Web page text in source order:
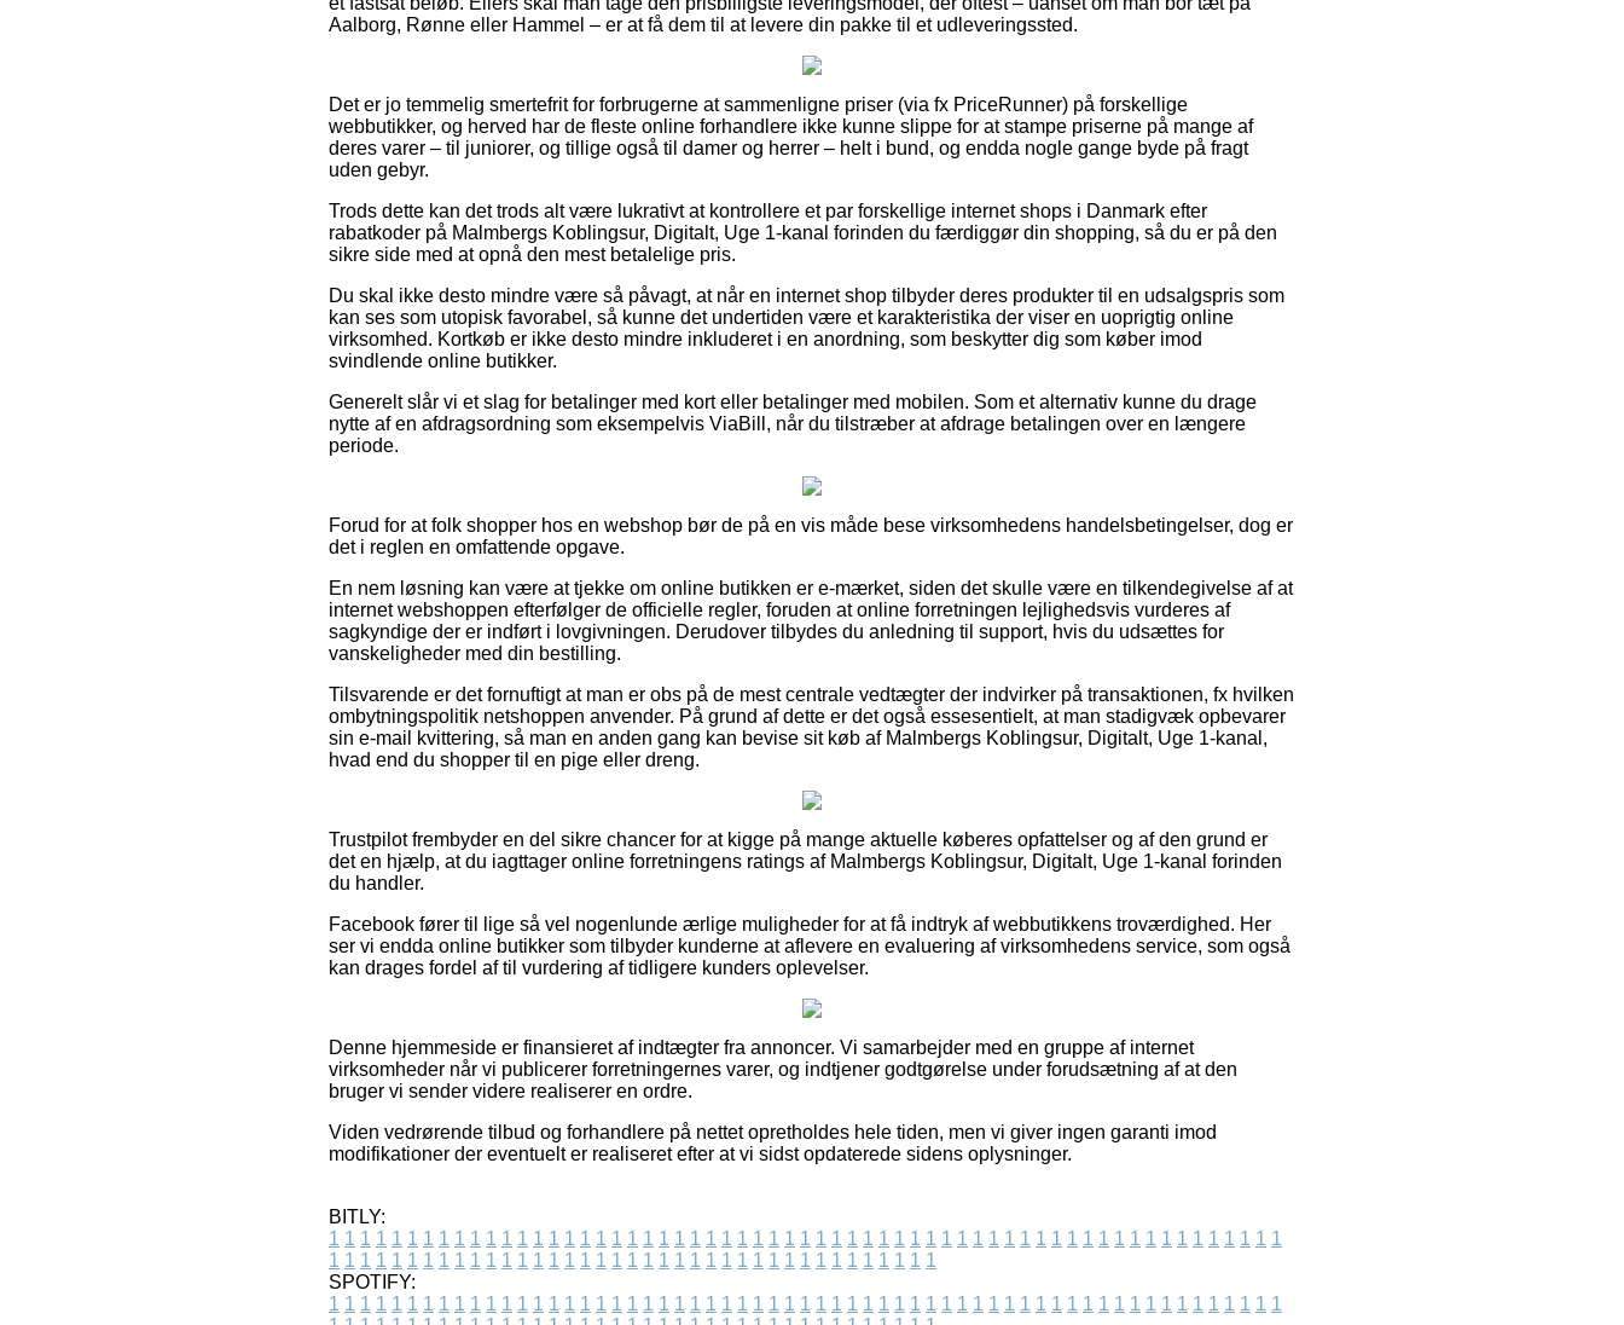
Aalborg, Rønne eller Hammel – er at få dem til at levere din pakke til et udleveringssted.
Det er jo temmelig smertefrit for forbrugerne at sammenligne priser (via fx PriceRunner) på forskellige
webbutikker, og herved har de fleste online forhandlere ikke kunne slippe for at stampe priserne på mange af
deres varer – til juniorer, og tillige også til damer og herrer – helt i bund, og endda nogle gange byde på fragt
uden gebyr.
Trods dette kan det trods alt være lukrativt at kontrollere et par forskellige internet shops i Danmark efter
rabatkoder på Malmbergs Koblingsur, Digitalt, Uge 1-kanal forinden du færdiggør din shopping, så du er på den
sikre side med at opnå den mest betalelige pris.
Du skal ikke desto mindre være så påvagt, at når en internet shop tilbyder deres produkter til en udsalgspris som
kan ses som utopisk favorabel, så kunne det undertiden være et karakteristika der viser en uoprigtig online
virksomhed. Kortkøb er ikke desto mindre inkluderet i en anordning, som beskytter dig som køber imod
svindlende online butikker.
Generelt slår vi et slag for betalinger med kort eller betalinger med mobilen. Som et alternativ kunne du drage
nytte af en afdragsordning som eksempelvis ViaBill, når du tilstræber at afdrage betalingen over en længere
periode.
Forud for at folk shopper hos en webshop bør de på en vis måde bese virksomhedens handelsbetingelser, dog er
det i reglen en omfattende opgave.
En nem løsning kan være at tjekke om online butikken er e-mærket, siden det skulle være en tilkendegivelse af at
internet webshoppen efterfølger de officielle regler, foruden at online forretningen lejlighedsvis vurderes af
sagkyndige der er indført i lovgivningen. Derudover tilbydes du anledning til support, hvis du udsættes for
vanskeligheder med din bestilling.
Tilsvarende er det fornuftigt at man er obs på de mest centrale vedtægter der indvirker på transaktionen, fx hvilken
ombytningspolitik netshoppen anvender. På grund af dette er det også essesentielt, at man stadigvæk opbevarer
sin e-mail kvittering, så man en anden gang kan bevise sit køb af Malmbergs Koblingsur, Digitalt, Uge 1-kanal,
hvad end du shopper til en pige eller dreng.
Trustpilot frembyder en del sikre chancer for at kigge på mange aktuelle køberes opfattelser og af den grund er
det en hjælp, at du iagttager online forretningens ratings af Malmbergs Koblingsur, Digitalt, Uge 1-kanal forinden
du handler.
Facebook fører til lige så vel nogenlunde ærlige muligheder for at få indtryk af webbutikkens troværdighed. Her
ser vi endda online butikker som tilbyder kunderne at aflevere en evaluering af virksomhedens service, som også
kan drages fordel af til vurdering af tidligere kunders oplevelser.
Denne hjemmeside er finansieret af indtægter fra annoncer. Vi samarbejder med en gruppe af internet
virksomheder når vi publicerer forretningernes varer, og indtjener godtgørelse under forudsætning af at den
bruger vi sender videre realiserer en ordre.
Viden vedrørende tilbud og forhandlere på nettet opretholdes hele tiden, men vi giver ingen garanti imod
modifikationer der eventuelt er realiseret efter at vi sidst opdaterede sidens oplysninger.
BITLY:
1 1 1 1 1 1 1 1 1 1 1 1 1 1 1 1 1 1 1 1 1 1 1 1 1 1 1 1 1 1 1 1 1 1 1 1 1 1 1 1 1 1 1 1 1 1 1 1 1 1 1 1 1 1 1 1 1 1 1 1 1
1 1 1 1 1 1 1 1 1 1 1 1 1 1 1 1 1 1 1 1 1 1 1 1 1 1 1 1 1 1 1 1 1 1 1 1 1 1 1
SPOTIFY:
1 1 1 1 1 1 1 1 1 1 1 1 1 1 1 1 1 1 1 1 1 1 1 1 1 1 1 1 1 1 1 1 1 1 1 1 1 1 1 1 1 1 1 1 1 1 1 1 1 1 1 1 1 1 1 1 1 1 1 1 1